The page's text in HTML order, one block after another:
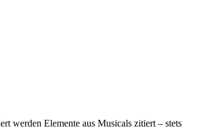
werden Elemente aus Musicals zitiert – stets